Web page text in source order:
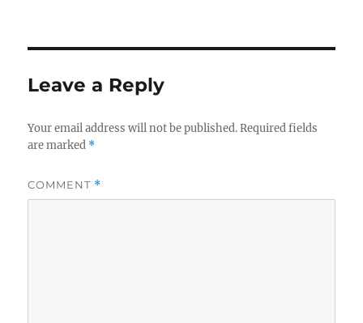
Leave a Reply
Your email address will not be published. Required fields
are marked *
COMMENT *